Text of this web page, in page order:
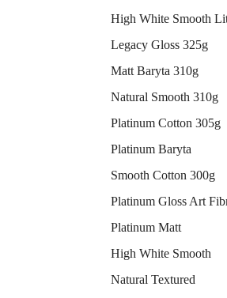
High White Smooth
Legacy Gloss 325g
Matt Baryta 310g
Natural Smooth 310g
Platinum Cotton 305g
Platinum Baryta
Smooth Cotton 300g
Platinum Gloss Art
Platinum Matt
High White Smooth
Natural Textured